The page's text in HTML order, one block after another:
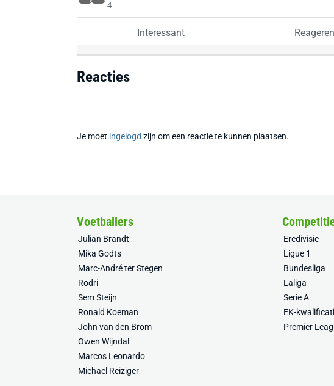
4
Interessant Reageren
Reacties
Je moet ingelogd zijn om een reactie te kunnen plaatsen.
Voetballers
Julian Brandt
Mika Godts
Marc-André ter Stegen
Rodri
Sem Steijn
Ronald Koeman
John van den Brom
Owen Wijndal
Marcos Leonardo
Michael Reiziger
Eredivisie
Ligue 1
Bundesliga
Laliga
Serie A
EK-
Premier